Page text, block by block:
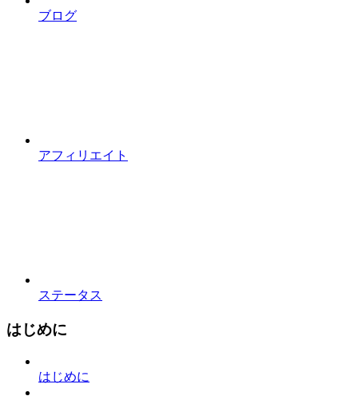
ブログ
アフィリエイト
ステータス
はじめに
はじめに